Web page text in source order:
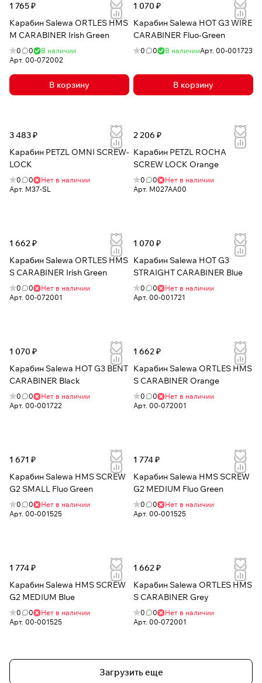
1 765 ₽
Карабин Salewa ORTLES HMS
M CARABINER Irish Green
0 0
В наличии
Арт. 00-072002
В корзину
1 070 ₽
Карабин Salewa HOT G3 WIRE
CARABINER Fluo-Green
0 0 В наличииАрт. 00-001723
В корзину
3 483 ₽
Карабин PETZL OMNI SCREW-
LOCK
0 0
Нет в наличии
Арт. M37-SL
2 206 ₽
Карабин PETZL ROCHA
SCREW LOCK Orange
0 0
Нет в наличии
Арт. M027AA00
1 662 ₽
Карабин Salewa ORTLES HMS
S CARABINER Irish Green
0 0
Нет в наличии
Арт. 00-072001
1 070 ₽
Карабин Salewa HOT G3
STRAIGHT CARABINER Blue
0 0
Нет в наличии
Арт. 00-001721
1 070 ₽
Карабин Salewa HOT G3 BENT
CARABINER Black
0 0
Нет в наличии
Арт. 00-001722
1 662 ₽
Карабин Salewa ORTLES HMS
S CARABINER Orange
0 0
Нет в наличии
Арт. 00-072001
1 671 ₽
Карабин Salewa HMS SCREW
G2 SMALL Fluo Green
0 0
Нет в наличии
Арт. 00-001525
1 774 ₽
Карабин Salewa HMS SCREW
G2 MEDIUM Fluo Green
0 0
Нет в наличии
Арт. 00-001525
1 774 ₽
Карабин Salewa HMS SCREW
G2 MEDIUM Blue
0 0
Нет в наличии
Арт. 00-001525
1 662 ₽
Карабин Salewa ORTLES HMS
S CARABINER Grey
0 0
Нет в наличии
Арт. 00-072001
Загрузить еще